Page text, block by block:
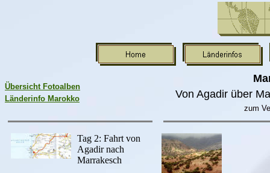
Übersicht Fotoalben
Länderinfo Marokko
Von Agadir über
zum
Tag 2: Fahrt von
Agadir nach
Marrakesch